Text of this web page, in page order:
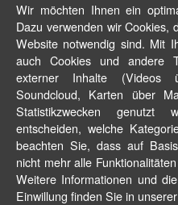
Wir möchten Ihnen ein
Dazu verwenden wir Cookies,
Website notwendig sind. Mit
auch Cookies und andere
externer Inhalte (Videos
Soundcloud, Karten über
Statistikzwecken
entscheiden, welche
beachten Sie, dass auf
nicht mehr alle
Weitere Informationen und
Einwillung finden Sie in unserer